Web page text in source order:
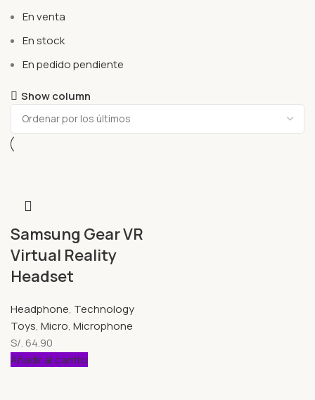
En venta
En stock
En pedido pendiente
Show column
Samsung Gear VR
Virtual Reality
Headset
Headphone, Technology
Toys, Micro, Microphone
S/. 64.90
Añadir al carrito